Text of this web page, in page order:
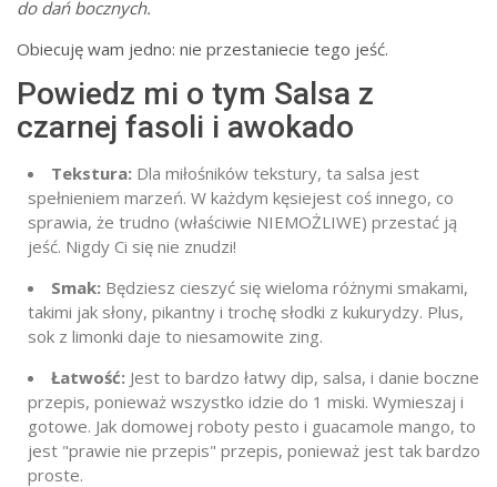
do dań bocznych.
Obiecuję wam jedno: nie przestaniecie tego jeść.
Powiedz mi o tym Salsa z
czarnej fasoli i awokado
Tekstura: Dla miłośników tekstury, ta salsa jest
spełnieniem marzeń. W każdym kęsiejest coś innego, co
sprawia, że trudno (właściwie NIEMOŻLIWE) przestać ją
jeść. Nigdy Ci się nie znudzi!
Smak: Będziesz cieszyć się wieloma różnymi smakami,
takimi jak słony, pikantny i trochę słodki z kukurydzy. Plus,
sok z limonki daje to niesamowite zing.
Łatwość: Jest to bardzo łatwy dip, salsa, i danie boczne
przepis, ponieważ wszystko idzie do 1 miski. Wymieszaj i
gotowe. Jak domowej roboty pesto i guacamole mango, to
jest "prawie nie przepis" przepis, ponieważ jest tak bardzo
proste.